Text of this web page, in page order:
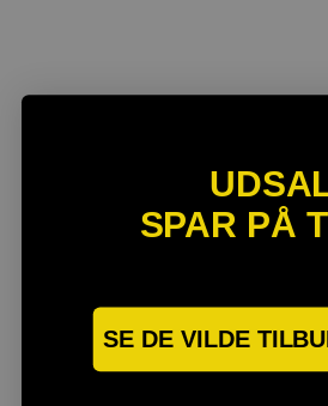
SPAR PÅ
SE DE VILDE